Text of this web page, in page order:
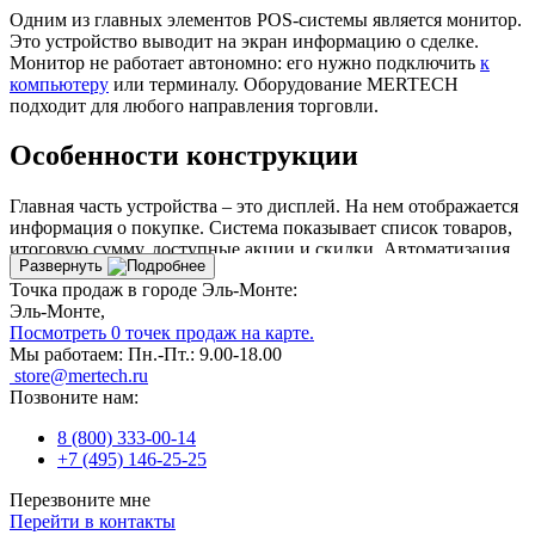
Одним из главных элементов POS-системы является монитор.
Это устройство выводит на экран информацию о сделке.
Монитор не работает автономно: его нужно подключить к
компьютеру или терминалу. Оборудование MERTECH
подходит для любого направления торговли.
Особенности конструкции
Главная часть устройства – это дисплей. На нем отображается
информация о покупке. Система показывает список товаров,
итоговую сумму, доступные акции и скидки. Автоматизация
продаж ускоряет обслуживание покупателей.
Модели делятся на 2 типа:
Сенсорные. Информация вводится путем нажатия на
дисплей.
Классические. Данные вводятся через подключенную
Обратите внимание на сенсорные модели. Отсутствие
Корпуса изделий выполнены из прочных материалов. Они
Развернуть
Точка продаж в городе Эль-Монте:
Эль-Монте,
Посмотреть 0 точек продаж на карте.
Мы работаем: Пн.-Пт.: 9.00-18.00
store@mertech.ru
Позвоните нам:
8 (800) 333-00-14
+7 (495) 146-25-25
Перезвоните мне
Перейти в контакты